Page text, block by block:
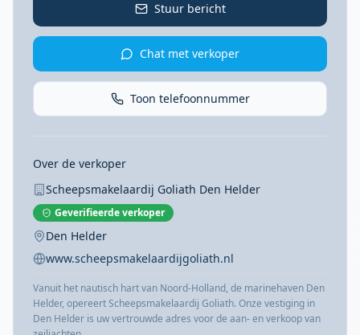
Foto niet
Stuur bericht
Chat met verkoper
Toon telefoonnummer
Over de verkoper
Scheepsmakelaardij Goliath Den Helder
Geverifieerde verkoper
Den Helder
www.scheepsmakelaardijgoliath.nl
Vanuit het nautisch hart van Noord-Holland, de marinehaven Den
Helder, opereert Scheepsmakelaardij Goliath. Onze vestiging in
Den Helder is uw vertrouwde adres voor de aan- en verkoop van